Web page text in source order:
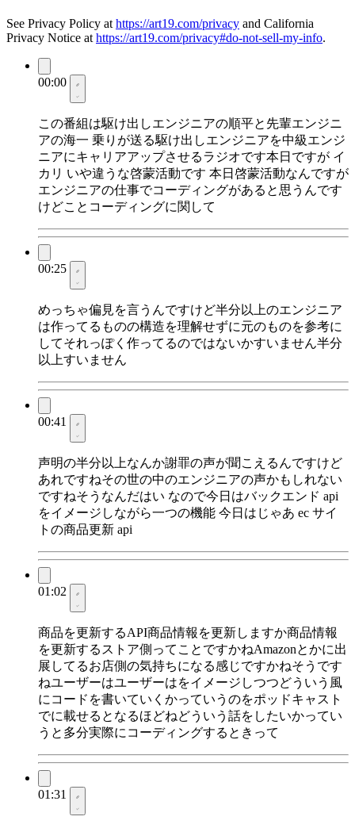
See Privacy Policy at https://art19.com/privacy and California
Privacy Notice at https://art19.com/privacy#do-not-sell-my-info.
00:00
この番組は駆け出しエンジニアの順平と先輩エンジニ
アの海一 乗りが送る駆け出しエンジニアを中級エンジ
ニアにキャリアアップさせるラジオです本日ですが イ
カリ いや違うな啓蒙活動です 本日啓蒙活動なんですが
エンジニアの仕事でコーディングがあると思うんです
けどことコーディングに関して
00:25
めっちゃ偏見を言うんですけど半分以上のエンジニア
は作ってるものの構造を理解せずに元のものを参考に
してそれっぽく作ってるのではないかすいません半分
以上すいません
00:41
声明の半分以上なんか謝罪の声が聞こえるんですけど
あれですねその世の中のエンジニアの声かもしれない
ですねそうなんだはい なので今日はバックエンド api
をイメージしながら一つの機能 今日はじゃあ ec サイ
トの商品更新 api
01:02
商品を更新するAPI商品情報を更新しますか商品情報
を更新するストア側ってことですかねAmazonとかに出
展してるお店側の気持ちになる感じですかねそうです
ねユーザーはユーザーはをイメージしつつどういう風
にコードを書いていくかっていうのをポッドキャスト
でに載せるとなるほどねどういう話をしたいかってい
うと多分実際にコーディングするときって
01:31